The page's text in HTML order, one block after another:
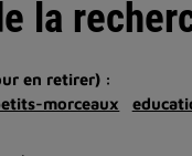
la
en retirer) :
morceaux